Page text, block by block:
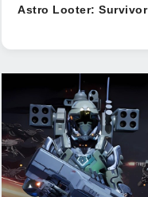
Astro Looter: